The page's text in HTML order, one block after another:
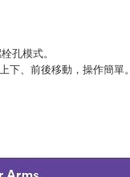
孔模式。
下、前後移動，操作簡單。